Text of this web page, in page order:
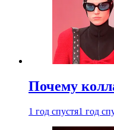
Почему
1 год спустя1 год